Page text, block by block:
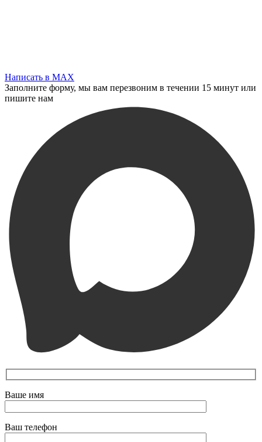
Написать в MAX
Заполните форму, мы вам перезвоним в течении 15 минут или
пишите нам
Ваше имя
Ваш телефон